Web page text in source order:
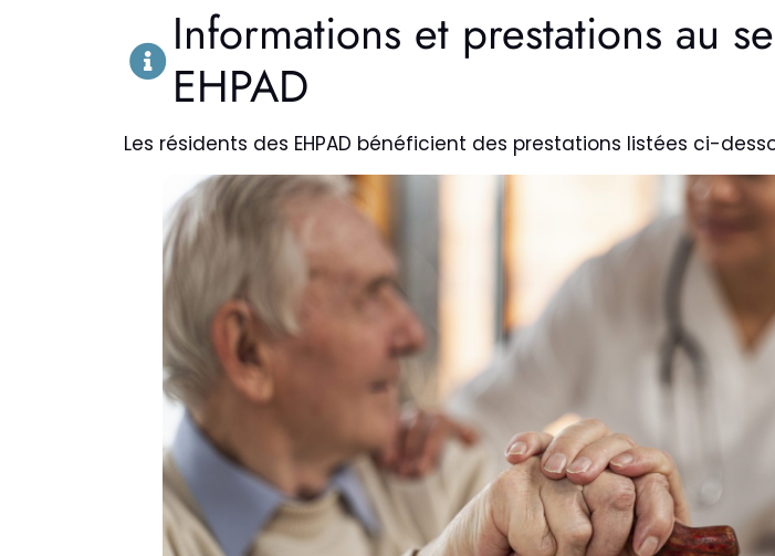
Informations et prestations au
EHPAD
Les résidents des EHPAD bénéficient des prestations listées ci-